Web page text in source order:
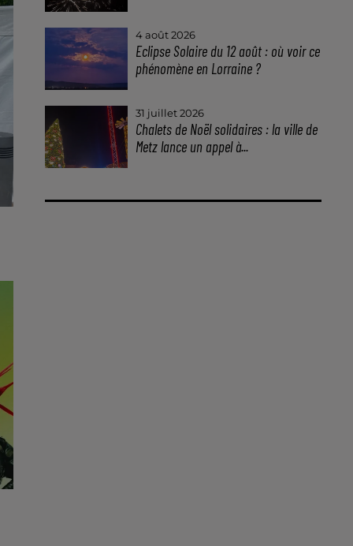
4 août 2026
Eclipse Solaire du 12 août : où voir ce
phénomène en Lorraine ?
31 juillet 2026
Chalets de Noël solidaires : la ville de
Metz lance un appel à...